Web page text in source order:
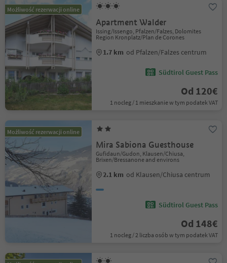
Możliwość rezerwacji online
Apartment Walder
Issing/Issengo, Pfalzen/Falzes, Dolomites
Region Kronplatz/Plan de Corones
1.7 km od Pfalzen/Falzes centrum
Südtirol Guest Pass
Od 120€
1 nocleg / 1 mieszkanie w tym podatek VAT
Możliwość rezerwacji online
Mira Sabiona Guesthouse
Gufidaun/Gudon, Klausen/Chiusa,
Brixen/Bressanone and environs
2.1 km od Klausen/Chiusa centrum
Südtirol Guest Pass
Od 148€
1 nocleg / 2 liczba osób w tym podatek VAT